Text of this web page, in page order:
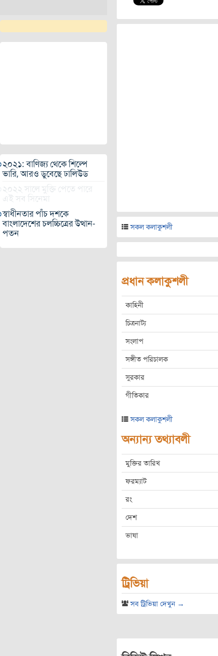
২০২১: বাণিজ্য থেকে শিল্পে
ভারি, আরও ডুবেছে ঢালিউড
২০২২ সালে মুক্তি পেতে পারে
এই সব সিনেমা
স্বাধীনতার পাঁচ দশকে
বাংলাদেশের চলচ্চিত্রের উত্থান-
পতন
সকল কলাকুশলী
প্রধান কলাকুশলী
কাহিনী
চিত্রনাট্য
সংলাপ
সঙ্গীত পরিচালক
সুরকার
গীতিকার
সকল কলাকুশলী
অন্যান্য তথ্যাবলী
মুক্তির তারিখ
ফরম্যাট
রং
দেশ
ভাষা
ট্রিভিয়া
সব ট্রিভিয়া দেখুন →